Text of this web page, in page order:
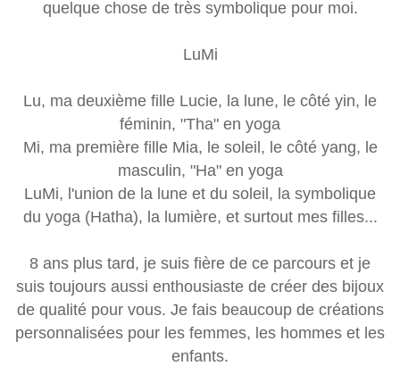
quelque chose de très symbolique pour moi.
LuMi
Lu, ma deuxième fille Lucie, la lune, le côté yin, le
féminin, "Tha" en yoga
Mi, ma première fille Mia, le soleil, le côté yang, le
masculin, "Ha" en yoga
LuMi, l'union de la lune et du soleil, la symbolique
du yoga (Hatha), la lumière, et surtout mes filles...
8 ans plus tard, je suis fière de ce parcours et je
suis toujours aussi enthousiaste de créer des bijoux
de qualité pour vous. Je fais beaucoup de créations
personnalisées pour les femmes, les hommes et les
enfants.